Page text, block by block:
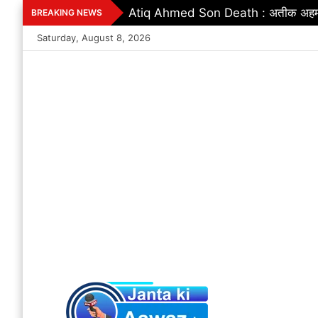
Skip
to
content
BREAKING NEWS Excise Department : शराब दुकानों में
Saturday, August 8, 2026